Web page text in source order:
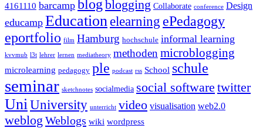
4161110 barcamp blog blogging Collaborate conference Design
educamp Education elearning ePedagogy
eportfolio film Hamburg hochschule informal learning
kvvmub l3t lehrer lernen mediatheory methoden microblogging
microlearning pedagogy ple podcast rss School schule
seminar sketchnotes socialmedia social software twitter
UniUniversity unterricht video visualisation web2.0
weblog Weblogs wiki wordpress